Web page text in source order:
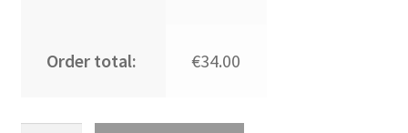
Order total: €34.00